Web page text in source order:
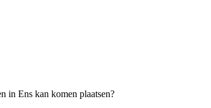
in Ens kan komen plaatsen?